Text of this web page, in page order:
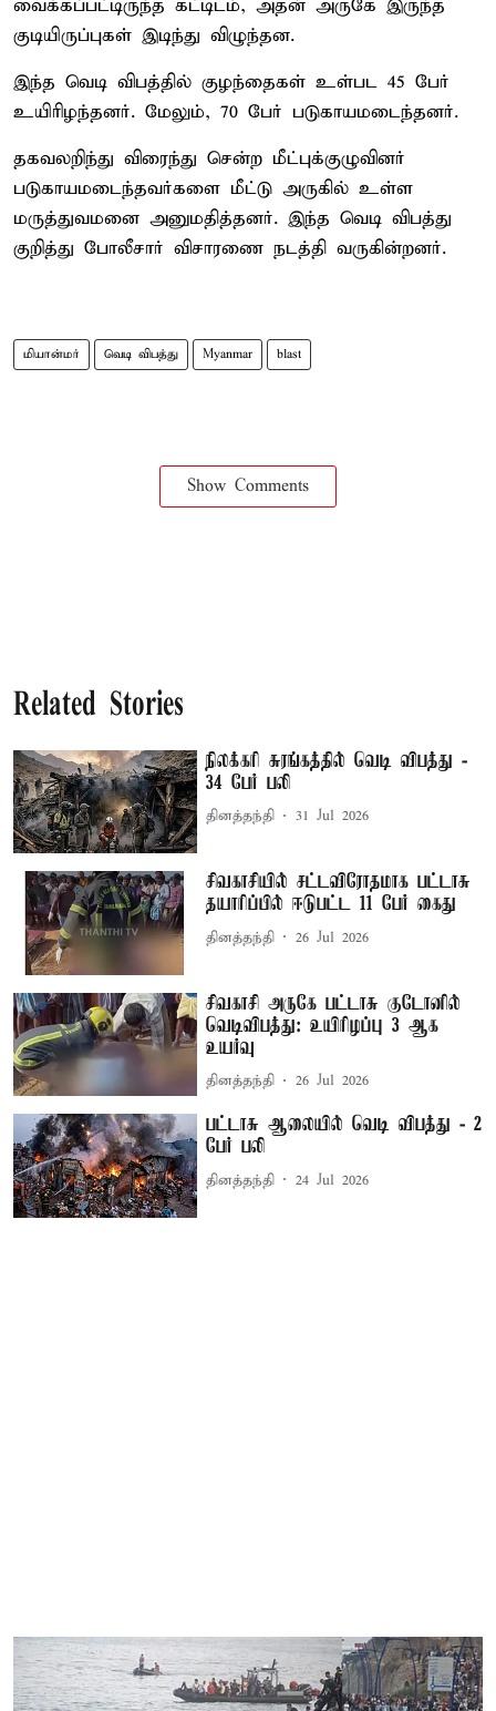
வைக்கப்பட்டிருந்த கட்டிடம், அதன் அருகே இருந்த
குடியிருப்புகள் இடிந்து விழுந்தன.
இந்த வெடி விபத்தில் குழந்தைகள் உள்பட 45 பேர்
உயிரிழந்தனர். மேலும், 70 பேர் படுகாயமடைந்தனர்.
தகவலறிந்து விரைந்து சென்ற மீட்புக்குழுவினர்
படுகாயமடைந்தவர்களை மீட்டு அருகில் உள்ள
மருத்துவமனை அனுமதித்தனர். இந்த வெடி விபத்து
குறித்து போலீசார் விசாரணை நடத்தி வருகின்றனர்.
மியான்மர் வெடி விபத்து Myanmar blast
Show Comments
Related Stories
நிலக்கரி சுரங்கத்தில் வெடி விபத்து -
34 பேர் பலி
தினத்தந்தி 31 Jul 2026
சிவகாசியில் சட்டவிரோதமாக பட்டாசு
தயாரிப்பில் ஈடுபட்ட 11 பேர் கைது
தினத்தந்தி 26 Jul 2026
சிவகாசி அருகே பட்டாசு குடோனில்
வெடிவிபத்து: உயிரிழப்பு 3 ஆக
உயர்வு
தினத்தந்தி 26 Jul 2026
பட்டாசு ஆலையில் வெடி விபத்து - 2
பேர் பலி
தினத்தந்தி 24 Jul 2026